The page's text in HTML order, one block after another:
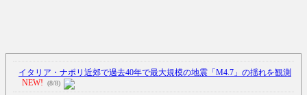
イタリア・ナポリ近郊で過去40年で最大規模の地震「M4.7」の揺れを観測
NEW!
(8/8)